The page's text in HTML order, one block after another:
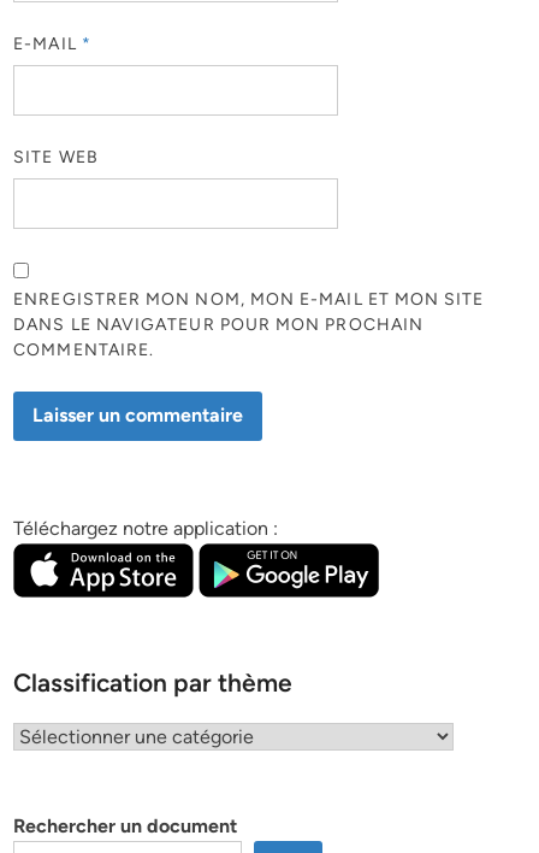
E-MAIL *
SITE WEB
ENREGISTRER MON NOM, MON E-MAIL ET MON SITE
DANS LE NAVIGATEUR POUR MON PROCHAIN
COMMENTAIRE.
Téléchargez notre application :
Classification par thème
Classification
Rechercher un document